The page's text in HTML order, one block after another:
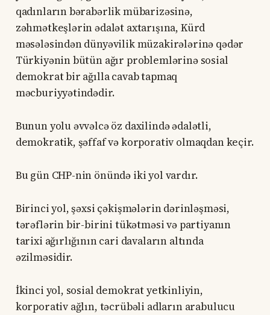
qadınların bərabərlik mübarizəsinə,
zəhmətkeşlərin ədalət axtarışına, Kürd
məsələsindən dünyəvilik müzakirələrinə qədər
Türkiyənin bütün ağır problemlərinə sosial
demokrat bir ağılla cavab tapmaq
məcburiyyətindədir.
Bunun yolu əvvəlcə öz daxilində ədalətli,
demokratik, şəffaf və korporativ olmaqdan keçir.
Bu gün CHP-nin önündə iki yol vardır.
Birinci yol, şəxsi çəkişmələrin dərinləşməsi,
tərəflərin bir-birini tükətməsi və partiyanın
tarixi ağırlığının cari davaların altında
əzilməsidir.
İkinci yol, sosial demokrat yetkinliyin,
korporativ ağlın, təcrübəli adların arabulucu